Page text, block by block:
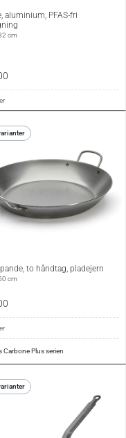
aluminium, PFAS-fri
cm
to håndtag, pladejern
cm
Carbone Plus serien